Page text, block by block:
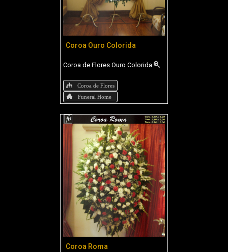
Coroa Ouro Colorida
Coroa de Flores Ouro Colorida
Coroa de Flores
Funeral Home
Coroa Roma